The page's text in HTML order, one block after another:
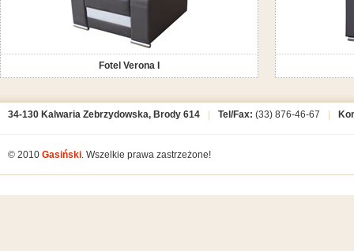
Fotel Verona I
34-130 Kalwaria Zebrzydowska, Brody 614 Tel/Fax: (33) 876-46-67
© 2010 Gasiński. Wszelkie prawa zastrzeżone!